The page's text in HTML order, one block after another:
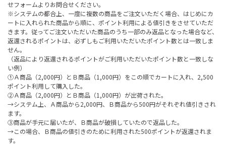
せフォームよりお問合せください。
※システムの都合上、一度に複数の商品をご注文いただく場合、はじめにカ
ートに入れられた商品から順に、ポイント利用による値引きをさせていただ
きます。従ってご注文いただいた商品のうち一部のみ返品となった場合など、
返還されるポイントは、必ずしもご利用いただいたポイント数とは一致しま
せん。
（返品により返還されるポイントがご利用いただいたポイント数と一致しな
い例）
①Ａ商品（2,000円）とＢ商品（1,000円）をこの順でカートに入れ、2,500
ポイント利用して購入した。
②Ａ商品（2,000円）とＢ商品（1,000円）が出荷された。
→システム上、Ａ商品から2,000円、Ｂ商品から500円がそれぞれ値引きされ
ます。
③商品が手元に届いたが、Ｂ商品が破損していたので返品した。
→この場合、Ｂ商品の値引きのために利用された500ポイントが返還されま
す。